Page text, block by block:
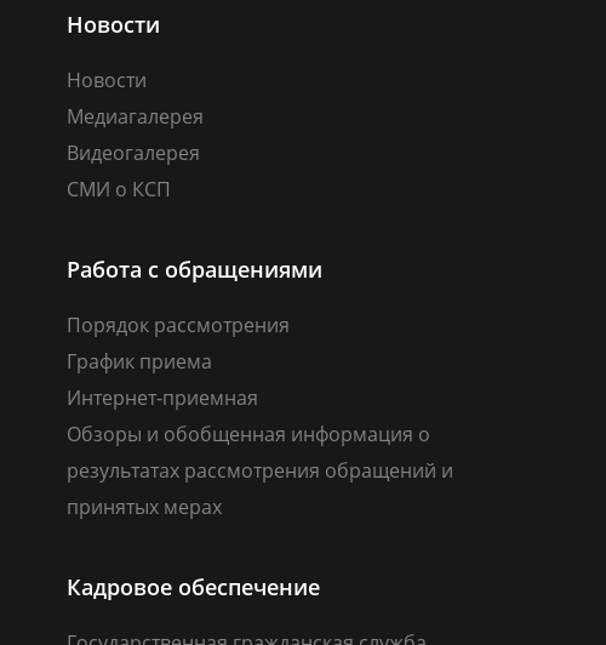
Новости
Новости
Медиагалерея
Видеогалерея
СМИ о КСП
Работа с обращениями
Порядок рассмотрения
График приема
Интернет-приемная
Обзоры и обобщенная информация о
результатах рассмотрения обращений и
принятых мерах
Кадровое обеспечение